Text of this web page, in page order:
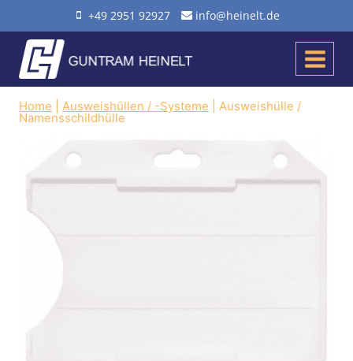
Inhalt
springen
+49 2951 92927 info@heinelt.de
Home Ausweishüllen / -Systeme Ausweishülle /
Namensschildhülle